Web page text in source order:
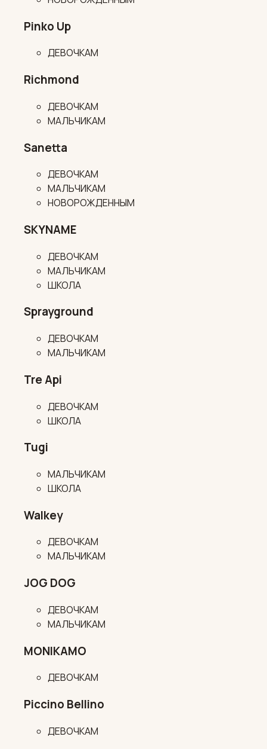
Pinko Up
ДЕВОЧКАМ
Richmond
ДЕВОЧКАМ
МАЛЬЧИКАМ
Sanetta
ДЕВОЧКАМ
МАЛЬЧИКАМ
НОВОРОЖДЕННЫМ
SKYNAME
ДЕВОЧКАМ
МАЛЬЧИКАМ
ШКОЛА
Sprayground
ДЕВОЧКАМ
МАЛЬЧИКАМ
Tre Api
ДЕВОЧКАМ
ШКОЛА
Tugi
МАЛЬЧИКАМ
ШКОЛА
Walkey
ДЕВОЧКАМ
МАЛЬЧИКАМ
JOG DOG
ДЕВОЧКАМ
МАЛЬЧИКАМ
MONIKAMO
ДЕВОЧКАМ
Piccino Bellino
ДЕВОЧКАМ